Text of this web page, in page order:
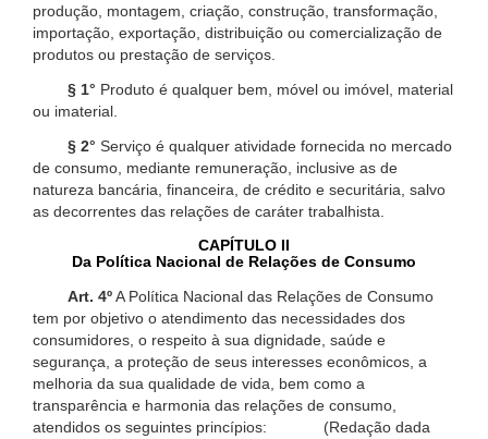
produção, montagem, criação, construção, transformação,
importação, exportação, distribuição ou comercialização de
produtos ou prestação de serviços.
§ 1° Produto é qualquer bem, móvel ou imóvel, material
ou imaterial.
§ 2° Serviço é qualquer atividade fornecida no mercado
de consumo, mediante remuneração, inclusive as de
natureza bancária, financeira, de crédito e securitária, salvo
as decorrentes das relações de caráter trabalhista.
CAPÍTULO II
Da Política Nacional de Relações de Consumo
Art. 4ºA Política Nacional das Relações de Consumo
tem por objetivo o atendimento das necessidades dos
consumidores, o respeito à sua dignidade, saúde e
segurança, a proteção de seus interesses econômicos, a
melhoria da sua qualidade de vida, bem como a
transparência e harmonia das relações de consumo,
atendidos os seguintes princípios: (Redação dada